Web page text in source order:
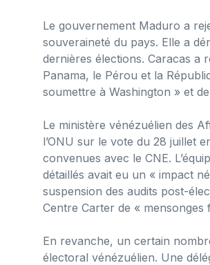
Le gouvernement Maduro a
souveraineté du pays. Elle a
dernières élections. Caracas a
Panama, le Pérou et la
soumettre à Washington » et
Le ministère vénézuélien des
l’ONU sur le vote du 28 juillet
convenues avec le CNE.
détaillés avait eu un « impact
suspension des audits post-
Centre Carter de « mensonges
En revanche, un certain
électoral vénézuélien. Une